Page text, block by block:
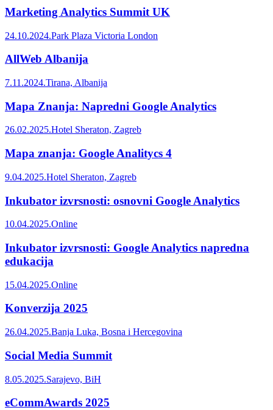
Marketing Analytics Summit UK
24.10.2024.Park Plaza Victoria London
AllWeb Albanija
7.11.2024.Tirana, Albanija
Mapa Znanja: Napredni Google Analytics
26.02.2025.Hotel Sheraton, Zagreb
Mapa znanja: Google Analitycs 4
9.04.2025.Hotel Sheraton, Zagreb
Inkubator izvrsnosti: osnovni Google Analytics
10.04.2025.Online
Inkubator izvrsnosti: Google Analytics napredna
edukacija
15.04.2025.Online
Konverzija 2025
26.04.2025.Banja Luka, Bosna i Hercegovina
Social Media Summit
8.05.2025.Sarajevo, BiH
eCommAwards 2025